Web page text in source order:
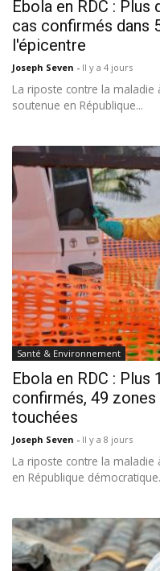
Ebola en RDC :
cas confirmés dans
l'épicentre
Joseph Seven - Il y a 4 jours
La riposte contre la maladie
soutenue en République...
Santé & Environnement
Ebola en RDC :
confirmés, 49
touchées
Joseph Seven - Il y a 8 jours
La riposte contre la maladie
en République